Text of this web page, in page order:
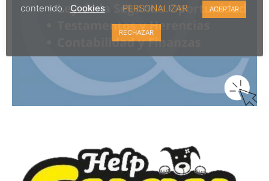
contenido. Cookies PERSONALIZAR ACEPTAR
RECHAZAR